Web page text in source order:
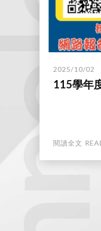
2025/10/02
115學年
閱讀全文